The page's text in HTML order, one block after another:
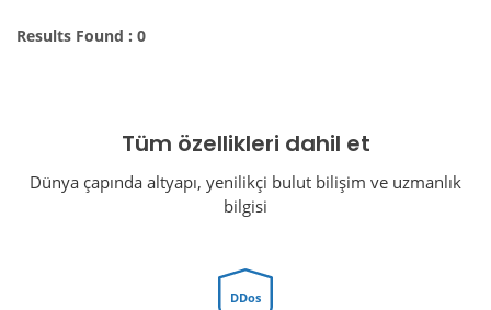
Results Found : 0
Tüm özellikleri dahil et
Dünya çapında altyapı, yenilikçi bulut bilişim ve uzmanlık
bilgisi
DDos